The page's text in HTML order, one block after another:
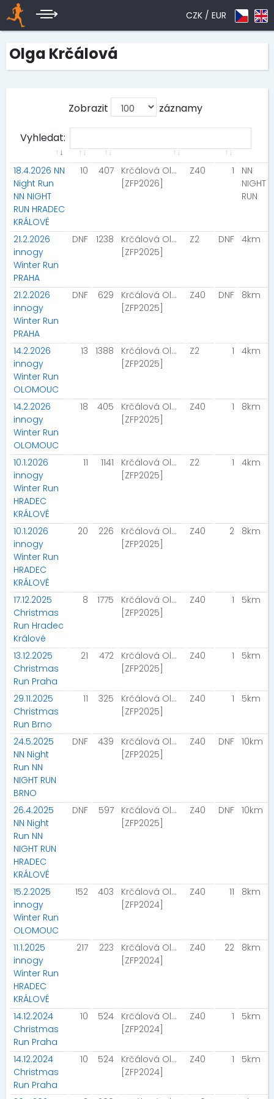
CZK / EUR
Olga Krčálová
Zobrazit záznamy
Vyhledat:
18.4.2026 NN
Night Run
NN NIGHT
RUN HRADEC
KRÁLOVÉ
10 407
Krčálová Olga
[ZFP2026]
Z40 1
NN
NIGHT
RUN
21.2.2026
innogy
Winter Run
PRAHA
DNF 1238
Krčálová Olga
[ZFP2025]
Z2 DNF 4km
21.2.2026
innogy
Winter Run
PRAHA
DNF 629
Krčálová Olga
[ZFP2025]
Z40 DNF 8km
14.2.2026
innogy
Winter Run
OLOMOUC
13 1388
Krčálová Olga
[ZFP2025]
Z2 1 4km
14.2.2026
innogy
Winter Run
OLOMOUC
18 405
Krčálová Olga
[ZFP2025]
Z40 1 8km
10.1.2026
innogy
Winter Run
HRADEC
KRÁLOVÉ
11 1141
Krčálová Olga
[ZFP2025]
Z2 1 4km
10.1.2026
innogy
Winter Run
HRADEC
KRÁLOVÉ
20 226
Krčálová Olga
[ZFP2025]
Z40 2 8km
17.12.2025
Christmas
Run Hradec
Králové
8 1775
Krčálová Olga
[ZFP2025]
Z40 1 5km
13.12.2025
Christmas
Run Praha
21 472
Krčálová Olga
[ZFP2025]
Z40 1 5km
29.11.2025
Christmas
Run Brno
11 325
Krčálová Olga
[ZFP2025]
Z40 1 5km
24.5.2025
NN Night
Run NN
NIGHT RUN
BRNO
DNF 439
Krčálová Olga
[ZFP2025]
Z40 DNF 10km
26.4.2025
NN Night
Run NN
NIGHT RUN
HRADEC
KRÁLOVÉ
DNF 597
Krčálová Olga
[ZFP2025]
Z40 DNF 10km
15.2.2025
innogy
Winter Run
OLOMOUC
152 403
Krčálová Olga
[ZFP2024]
Z40 11 8km
11.1.2025
innogy
Winter Run
HRADEC
KRÁLOVÉ
217 223
Krčálová Olga
[ZFP2024]
Z40 22 8km
14.12.2024
Christmas
Run Praha
10 524
Krčálová Olga
[ZFP2024]
Z40 1 5km
14.12.2024
Christmas
Run Praha
10 524
Krčálová Olga
[ZFP2024]
Z40 1 5km